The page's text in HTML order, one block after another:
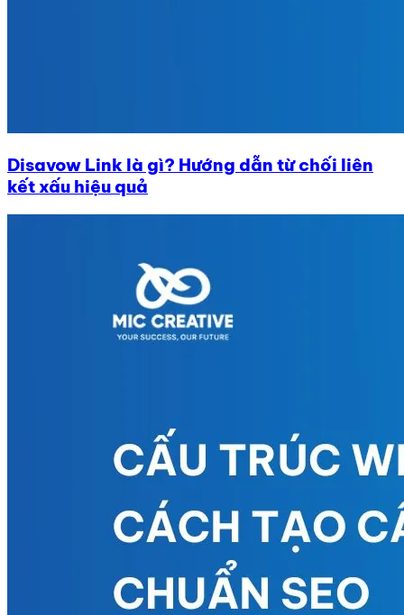
Disavow Link là gì? Hướng dẫn từ chối liên
kết xấu hiệu quả